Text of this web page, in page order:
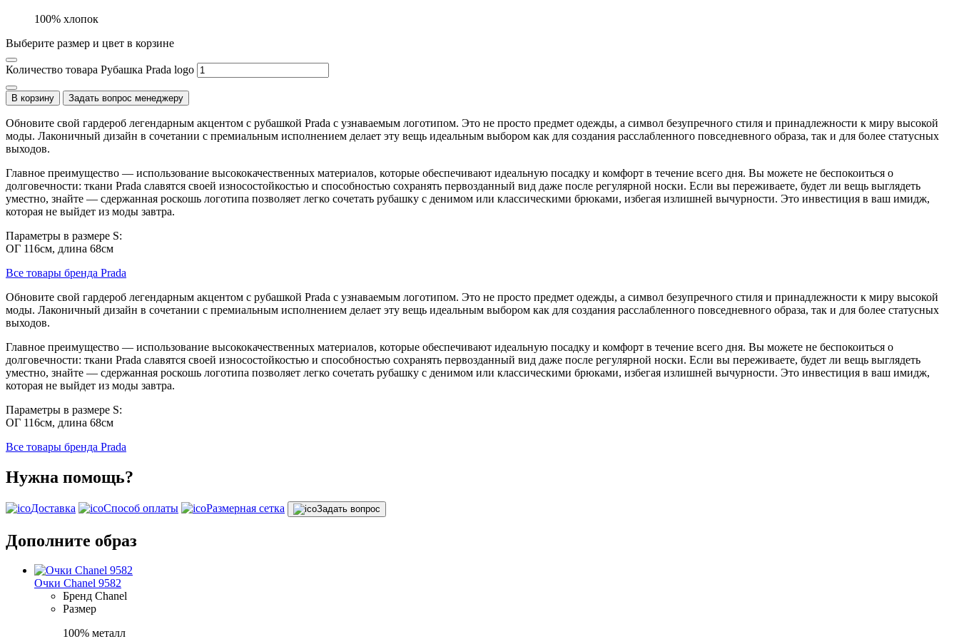
100% хлопок
Выберите размер и цвет в корзине
Количество товара Рубашка Prada logo
В корзину Задать вопрос менеджеру
Обновите свой гардероб легендарным акцентом с рубашкой Prada с узнаваемым логотипом. Это не просто предмет одежды, а символ безупречного стиля и принадлежности к миру высокой
моды. Лаконичный дизайн в сочетании с премиальным исполнением делает эту вещь идеальным выбором как для создания расслабленного повседневного образа, так и для более статусных
выходов.
Главное преимущество — использование высококачественных материалов, которые обеспечивают идеальную посадку и комфорт в течение всего дня. Вы можете не беспокоиться о
долговечности: ткани Prada славятся своей износостойкостью и способностью сохранять первозданный вид даже после регулярной носки. Если вы переживаете, будет ли вещь выглядеть
уместно, знайте — сдержанная роскошь логотипа позволяет легко сочетать рубашку с денимом или классическими брюками, избегая излишней вычурности. Это инвестиция в ваш имидж,
которая не выйдет из моды завтра.
Параметры в размере S:
ОГ 116см, длина 68см
Все товары бренда Prada
Обновите свой гардероб легендарным акцентом с рубашкой Prada с узнаваемым логотипом. Это не просто предмет одежды, а символ безупречного стиля и принадлежности к миру высокой
моды. Лаконичный дизайн в сочетании с премиальным исполнением делает эту вещь идеальным выбором как для создания расслабленного повседневного образа, так и для более статусных
выходов.
Главное преимущество — использование высококачественных материалов, которые обеспечивают идеальную посадку и комфорт в течение всего дня. Вы можете не беспокоиться о
долговечности: ткани Prada славятся своей износостойкостью и способностью сохранять первозданный вид даже после регулярной носки. Если вы переживаете, будет ли вещь выглядеть
уместно, знайте — сдержанная роскошь логотипа позволяет легко сочетать рубашку с денимом или классическими брюками, избегая излишней вычурности. Это инвестиция в ваш имидж,
которая не выйдет из моды завтра.
Параметры в размере S:
ОГ 116см, длина 68см
Все товары бренда Prada
Нужна помощь?
Доставка Способ оплаты Размерная сетка Задать вопрос
Дополните образ
Очки Chanel 9582
Бренд Chanel
Размер
100% металл